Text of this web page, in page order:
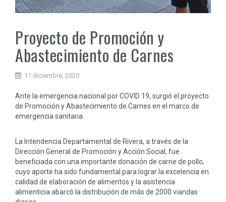
Proyecto de Promoción y
Abastecimiento de Carnes
11 diciembre, 2020
Ante la emergencia nacional por COVID 19, surgió el proyecto
de Promoción y Abastecimiento de Carnes en el marco de
emergencia sanitaria.
La Intendencia Departamental de Rivera, a través de la
Dirección General de Promoción y Acción Social, fue
beneficiada con una importante donación de carne de pollo,
cuyo aporte ha sido fundamental para lograr la excelencia en
calidad de elaboración de alimentos y la asistencia
alimenticia abarcó la distribución de más de 2000 viandas